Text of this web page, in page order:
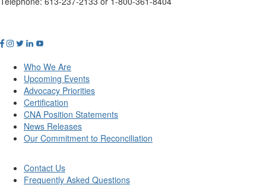
Who We Are
Upcoming Events
Advocacy Priorities
Certification
CNA Position Statements
News Releases
Our Commitment to Reconciliation
Contact Us
Frequently Asked Questions